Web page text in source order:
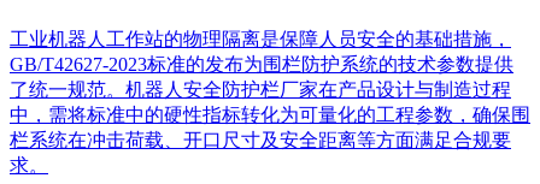
工业机器人工作站的物理隔离是保障人员安全的基础措施，
GB/T42627-2023标准的发布为围栏防护系统的技术参数提供
了统一规范。机器人安全防护栏厂家在产品设计与制造过程
中，需将标准中的硬性指标转化为可量化的工程参数，确保围
栏系统在冲击荷载、开口尺寸及安全距离等方面满足合规要
求。